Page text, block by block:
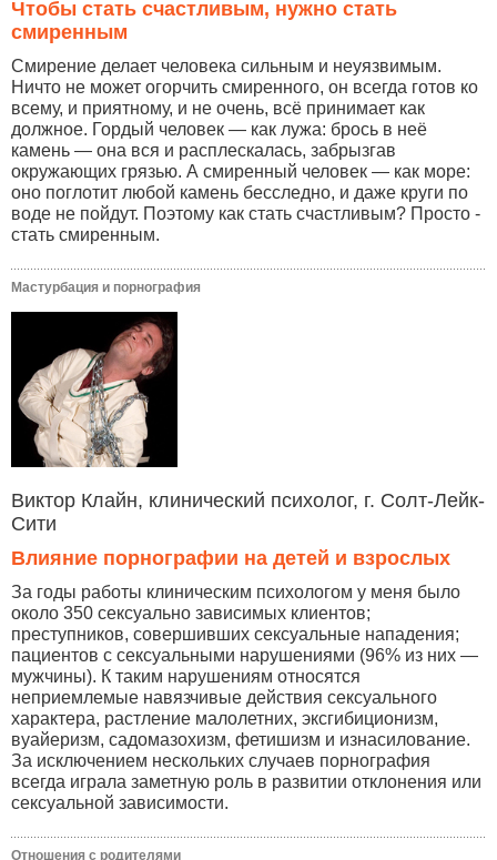
Чтобы стать счастливым, нужно стать
смиренным
Смирение делает человека сильным и неуязвимым.
Ничто не может огорчить смиренного, он всегда готов ко
всему, и приятному, и не очень, всё принимает как
должное. Гордый человек — как лужа: брось в неё
камень — она вся и расплескалась, забрызгав
окружающих грязью. А смиренный человек — как море:
оно поглотит любой камень бесследно, и даже круги по
воде не пойдут. Поэтому как стать счастливым? Просто -
стать смиренным.
Мастурбация и порнография
Виктор Клайн, клинический психолог, г. Солт-Лейк-
Сити
Влияние порнографии на детей и взрослых
За годы работы клиническим психологом у меня было
около 350 сексуально зависимых клиентов;
преступников, совершивших сексуальные нападения;
пациентов с сексуальными нарушениями (96% из них —
мужчины). К таким нарушениям относятся
неприемлемые навязчивые действия сексуального
характера, растление малолетних, эксгибиционизм,
вуайеризм, садомазохизм, фетишизм и изнасилование.
За исключением нескольких случаев порнография
всегда играла заметную роль в развитии отклонения или
сексуальной зависимости.
Отношения с родителями